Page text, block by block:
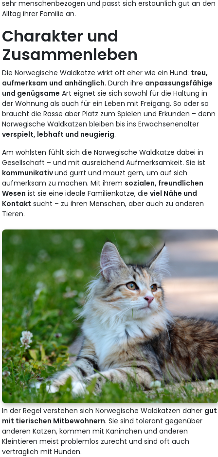
sehr menschenbezogen und passt sich erstaunlich gut an den
Alltag ihrer Familie an.
Charakter und
Zusammenleben
Die Norwegische Waldkatze wirkt oft eher wie ein Hund: treu,
aufmerksam und anhänglich. Durch ihre anpassungsfähige
und genügsame Art eignet sie sich sowohl für die Haltung in
der Wohnung als auch für ein Leben mit Freigang. So oder so
braucht die Rasse aber Platz zum Spielen und Erkunden – denn
Norwegische Waldkatzen bleiben bis ins Erwachsenenalter
verspielt, lebhaft und neugierig.
Am wohlsten fühlt sich die Norwegische Waldkatze dabei in
Gesellschaft – und mit ausreichend Aufmerksamkeit. Sie ist
kommunikativund gurrt und mauzt gern, um auf sich
aufmerksam zu machen. Mit ihrem sozialen, freundlichen
Wesen ist sie eine ideale Familienkatze, dieviel Nähe und
Kontakt sucht – zu ihren Menschen, aber auch zu anderen
Tieren.
In der Regel verstehen sich Norwegische Waldkatzen daher gut
mit tierischen Mitbewohnern. Sie sind tolerant gegenüber
anderen Katzen, kommen mit Kaninchen und anderen
Kleintieren meist problemlos zurecht und sind oft auch
verträglich mit Hunden.